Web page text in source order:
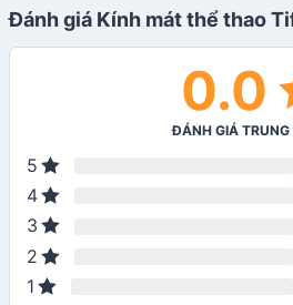
Đánh giá Kính mát thể thao
0.0
ĐÁNH GIÁ TRUNG
5
4
3
2
1